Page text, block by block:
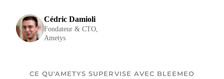
Cédric Damioli
Fondateur & CTO,
Ametys
CE QU'AMETYS SUPERVISE AVEC BLEEMEO